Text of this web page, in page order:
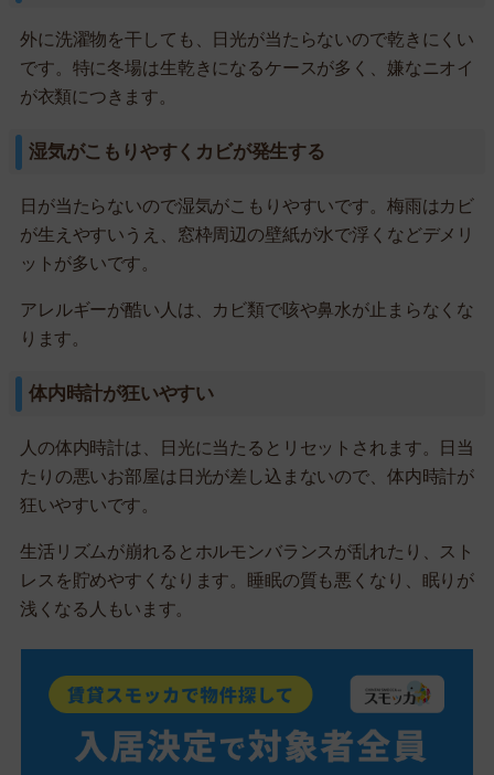
外に洗濯物を干しても、日光が当たらないので乾きにくい
です。特に冬場は生乾きになるケースが多く、嫌なニオイ
が衣類につきます。
湿気がこもりやすくカビが発生する
日が当たらないので湿気がこもりやすいです。梅雨はカビ
が生えやすいうえ、窓枠周辺の壁紙が水で浮くなどデメリ
ットが多いです。
アレルギーが酷い人は、カビ類で咳や鼻水が止まらなくな
ります。
体内時計が狂いやすい
人の体内時計は、日光に当たるとリセットされます。日当
たりの悪いお部屋は日光が差し込まないので、体内時計が
狂いやすいです。
生活リズムが崩れるとホルモンバランスが乱れたり、スト
レスを貯めやすくなります。睡眠の質も悪くなり、眠りが
浅くなる人もいます。